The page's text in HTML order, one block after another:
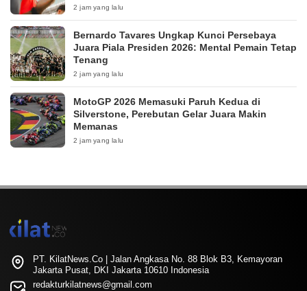
2 jam yang lalu
Bernardo Tavares Ungkap Kunci Persebaya
Juara Piala Presiden 2026: Mental Pemain Tetap
Tenang
2 jam yang lalu
MotoGP 2026 Memasuki Paruh Kedua di
Silverstone, Perebutan Gelar Juara Makin
Memanas
2 jam yang lalu
PT. KilatNews.Co | Jalan Angkasa No. 88 Blok B3, Kemayoran
Jakarta Pusat, DKI Jakarta 10610 Indonesia
redakturkilatnews@gmail.com